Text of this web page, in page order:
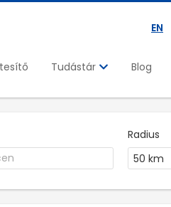
EN
Tudástár Blog
Radius
50 km